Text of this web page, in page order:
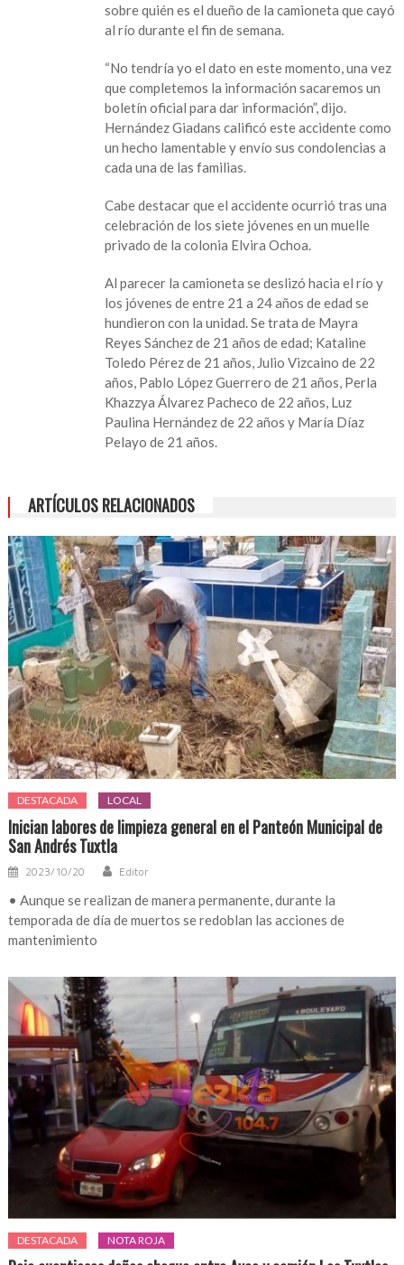
sobre quién es el dueño de la camioneta que cayó
al río durante el fin de semana.
“No tendría yo el dato en este momento, una vez
que completemos la información sacaremos un
boletín oficial para dar información”, dijo.
Hernández Giadans calificó este accidente como
un hecho lamentable y envío sus condolencias a
cada una de las familias.
Cabe destacar que el accidente ocurrió tras una
celebración de los siete jóvenes en un muelle
privado de la colonia Elvira Ochoa.
Al parecer la camioneta se deslizó hacia el río y
los jóvenes de entre 21 a 24 años de edad se
hundieron con la unidad. Se trata de Mayra
Reyes Sánchez de 21 años de edad; Kataline
Toledo Pérez de 21 años, Julio Vizcaino de 22
años, Pablo López Guerrero de 21 años, Perla
Khazzya Álvarez Pacheco de 22 años, Luz
Paulina Hernández de 22 años y María Díaz
Pelayo de 21 años.
ARTÍCULOS RELACIONADOS
DESTACADA LOCAL
Inician labores de limpieza general en el Panteón Municipal de
San Andrés Tuxtla
2023/10/20 Editor
• Aunque se realizan de manera permanente, durante la
temporada de día de muertos se redoblan las acciones de
mantenimiento
DESTACADA NOTA ROJA